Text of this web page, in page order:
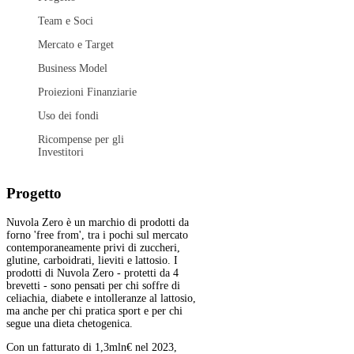
Team e Soci
Mercato e Target
Business Model
Proiezioni Finanziarie
Uso dei fondi
Ricompense per gli
Investitori
Progetto
Nuvola Zero è un marchio di prodotti da
forno 'free from', tra i pochi sul mercato
contemporaneamente privi di zuccheri,
glutine, carboidrati, lieviti e lattosio. I
prodotti di Nuvola Zero - protetti da 4
brevetti - sono pensati per chi soffre di
celiachia, diabete e intolleranze al lattosio,
ma anche per chi pratica sport e per chi
segue una dieta chetogenica.
Con un fatturato di 1,3mln€ nel 2023,